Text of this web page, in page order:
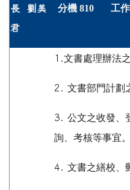
長 劉美
君
分機 810 工作
1. 文書處理辦法
2. 文書部門計劃
3. 公文之收發、
詢、考核等事宜。
4. 文書之繕校、